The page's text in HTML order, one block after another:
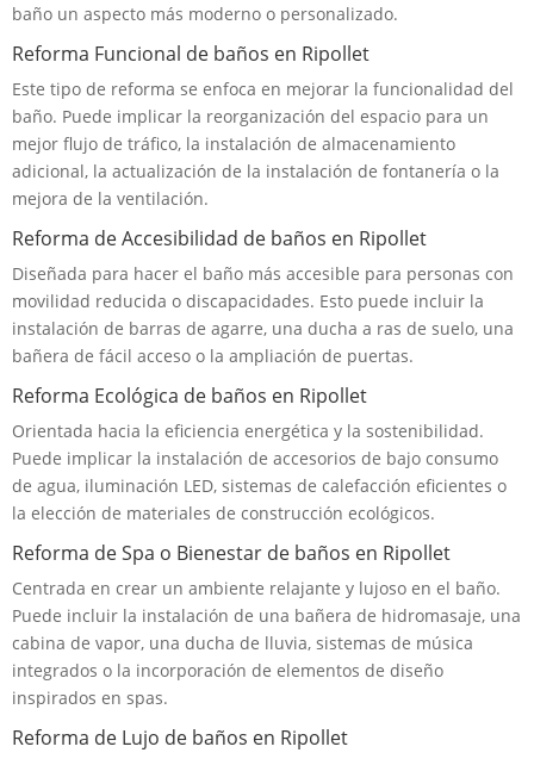
baño un aspecto más moderno o personalizado.
Reforma Funcional de baños en Ripollet
Este tipo de reforma se enfoca en mejorar la funcionalidad del
baño. Puede implicar la reorganización del espacio para un
mejor flujo de tráfico, la instalación de almacenamiento
adicional, la actualización de la instalación de fontanería o la
mejora de la ventilación.
Reforma de Accesibilidad de baños en Ripollet
Diseñada para hacer el baño más accesible para personas con
movilidad reducida o discapacidades. Esto puede incluir la
instalación de barras de agarre, una ducha a ras de suelo, una
bañera de fácil acceso o la ampliación de puertas.
Reforma Ecológica de baños en Ripollet
Orientada hacia la eficiencia energética y la sostenibilidad.
Puede implicar la instalación de accesorios de bajo consumo
de agua, iluminación LED, sistemas de calefacción eficientes o
la elección de materiales de construcción ecológicos.
Reforma de Spa o Bienestar de baños en Ripollet
Centrada en crear un ambiente relajante y lujoso en el baño.
Puede incluir la instalación de una bañera de hidromasaje, una
cabina de vapor, una ducha de lluvia, sistemas de música
integrados o la incorporación de elementos de diseño
inspirados en spas.
Reforma de Lujo de baños en Ripollet